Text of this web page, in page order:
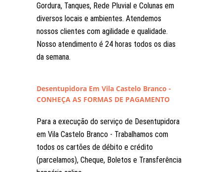
Gordura, Tanques, Rede Pluvial e Colunas em
diversos locais e ambientes. Atendemos
nossos clientes com agilidade e qualidade.
Nosso atendimento é 24 horas todos os dias
da semana.
Desentupidora Em Vila Castelo Branco -
CONHEÇA AS FORMAS DE PAGAMENTO
Para a execução do serviço de Desentupidora
em Vila Castelo Branco - Trabalhamos com
todos os cartões de débito e crédito
(parcelamos), Cheque, Boletos e Transferência